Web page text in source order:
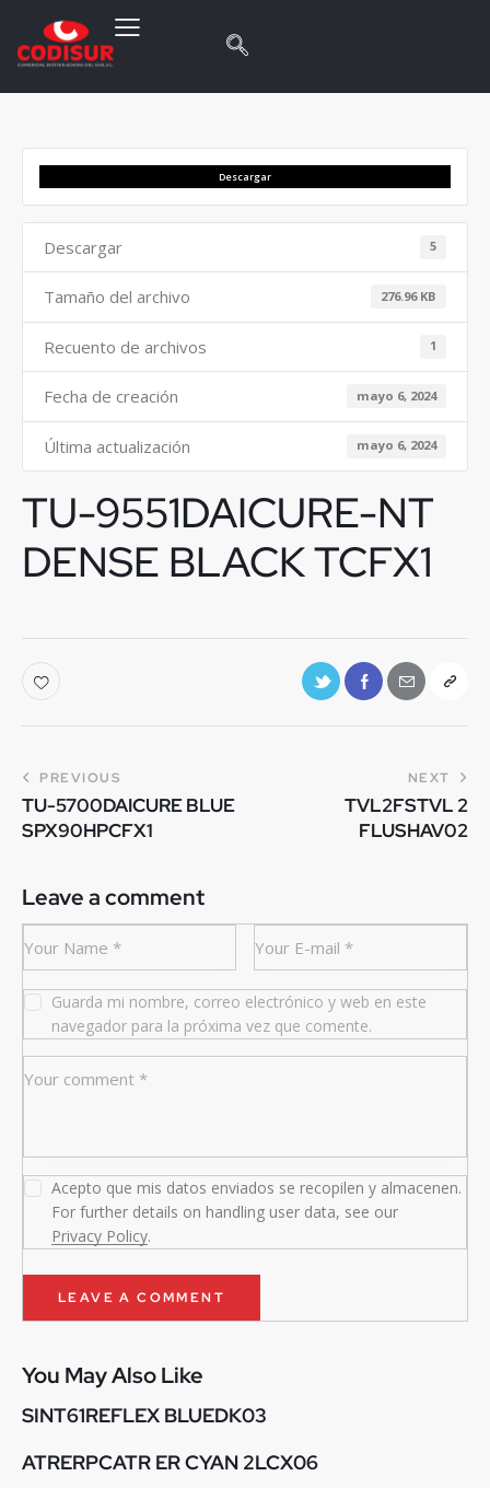
Descargar
Descargar 5
Tamaño del archivo 276.96 KB
Recuento de archivos 1
Fecha de creación mayo 6, 2024
Última actualización mayo 6, 2024
TU-9551DAICURE-NT
DENSE BLACK TCFX1
PREVIOUS
TU-5700DAICURE BLUE
SPX90HPCFX1
NEXT
TVL2FSTVL 2
FLUSHAV02
Leave a comment
Guarda mi nombre, correo electrónico y web en este
navegador para la próxima vez que comente.
Acepto que mis datos enviados se recopilen y almacenen.
For further details on handling user data, see our
Privacy Policy.
You May Also Like
SINT61REFLEX BLUEDK03
ATRERPCATR ER CYAN 2LCX06